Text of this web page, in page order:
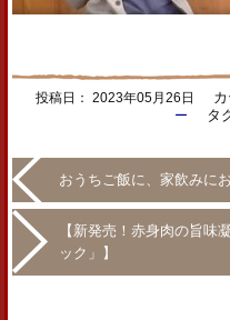
投稿日： 2023年05月26日 カ
ー タ
おうちご飯に、家飲みに
【新発売！赤身肉の旨味
ック」】